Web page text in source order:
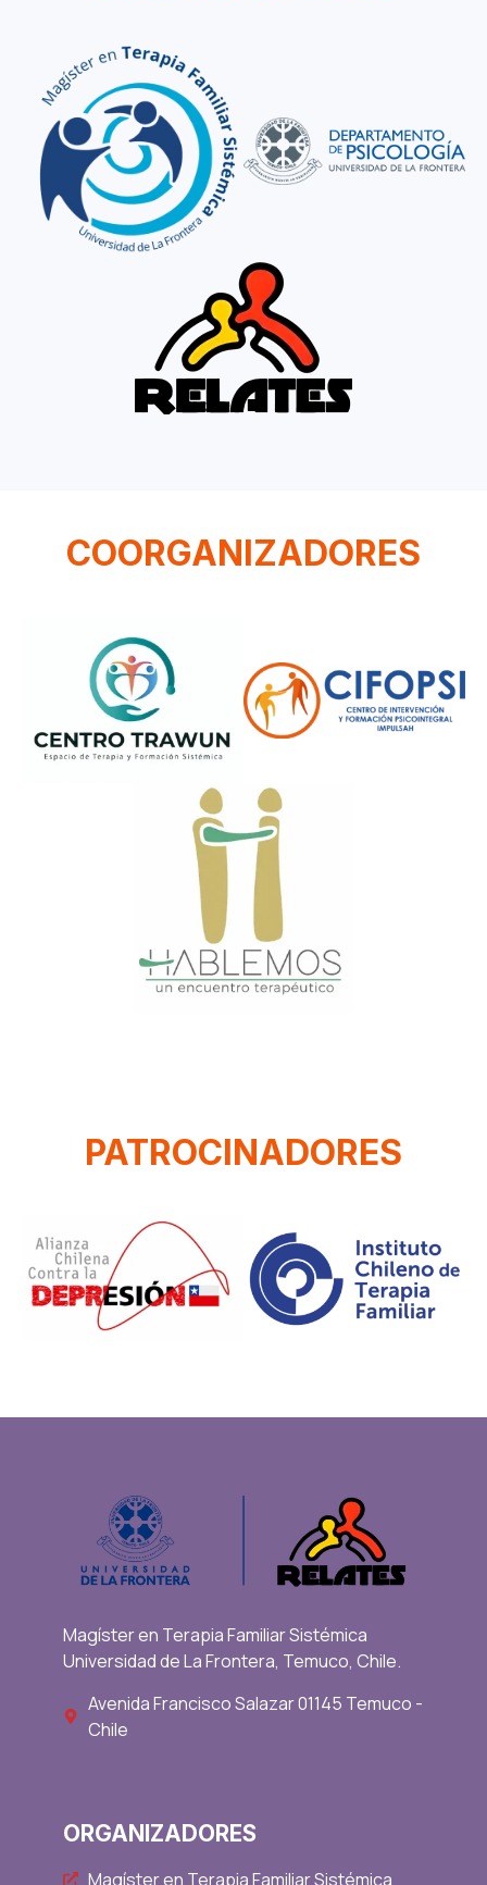
COORGANIZADORES
PATROCINADORES
Magíster en Terapia Familiar Sistémica
Universidad de La Frontera, Temuco, Chile.
Avenida Francisco Salazar 01145 Temuco -
Chile
ORGANIZADORES
Magíster en Terapia Familiar Sistémica